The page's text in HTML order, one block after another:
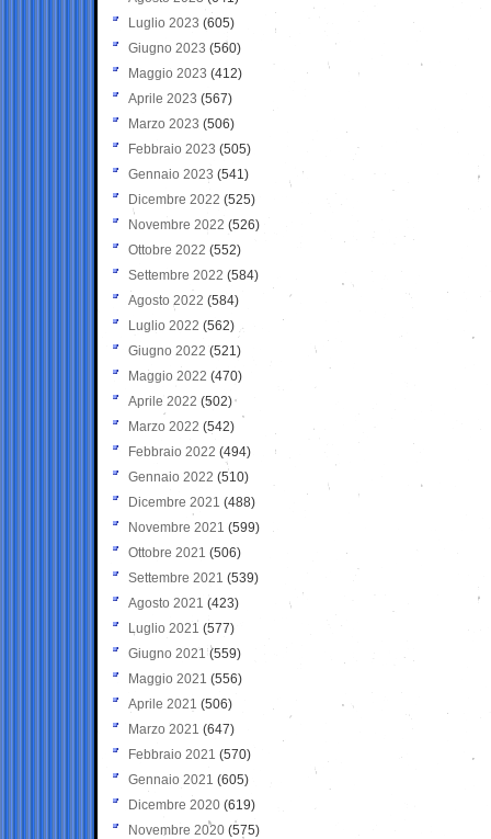
Luglio 2023 (605)
Giugno 2023 (560)
Maggio 2023 (412)
Aprile 2023 (567)
Marzo 2023 (506)
Febbraio 2023 (505)
Gennaio 2023 (541)
Dicembre 2022 (525)
Novembre 2022 (526)
Ottobre 2022 (552)
Settembre 2022 (584)
Agosto 2022 (584)
Luglio 2022 (562)
Giugno 2022 (521)
Maggio 2022 (470)
Aprile 2022 (502)
Marzo 2022 (542)
Febbraio 2022 (494)
Gennaio 2022 (510)
Dicembre 2021 (488)
Novembre 2021 (599)
Ottobre 2021 (506)
Settembre 2021 (539)
Agosto 2021 (423)
Luglio 2021 (577)
Giugno 2021(559)
Maggio 2021 (556)
Aprile 2021 (506)
Marzo 2021 (647)
Febbraio 2021 (570)
Gennaio 2021 (605)
Dicembre 2020 (619)
Novembre 2020 (575)